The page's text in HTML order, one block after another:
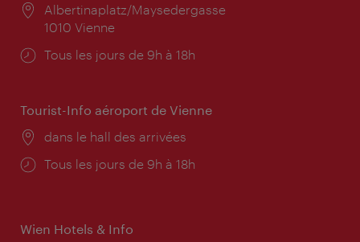
Lieu:
Albertinaplatz/Maysedergasse
1010 Vienne
Horaires
Tous les jours de 9h à 18h
Tourist-Info aéroport de Vienne
Lieu:
dans le hall des arrivées
Horaires
Tous les jours de 9h à 18h
Wien Hotels & Info